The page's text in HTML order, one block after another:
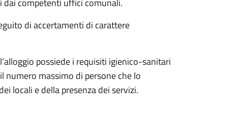
competenti uffici comunali.
di accertamenti di carattere
possiede i requisiti igienico-sanitari
numero massimo di persone che lo
locali e della presenza dei servizi.